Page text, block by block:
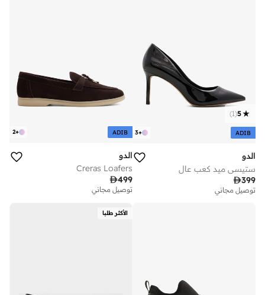
+
3
5
(
1
)
ADIB
الدو
ستيسي ميد كعب عالٍ
399
توصيل مجاني
+
2 ADIB
الدو
Creras Loafers
499
توصيل مجاني
الأكثر طلبا